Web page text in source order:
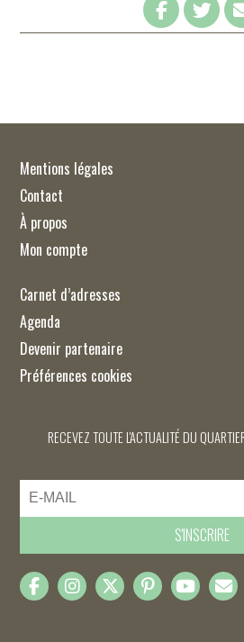
Mentions légales
Contact
À propos
Mon compte
Carnet d’adresses
Agenda
Devenir partenaire
Préférences cookies
RECEVEZ TOUTE L'ACTUALITÉ DU